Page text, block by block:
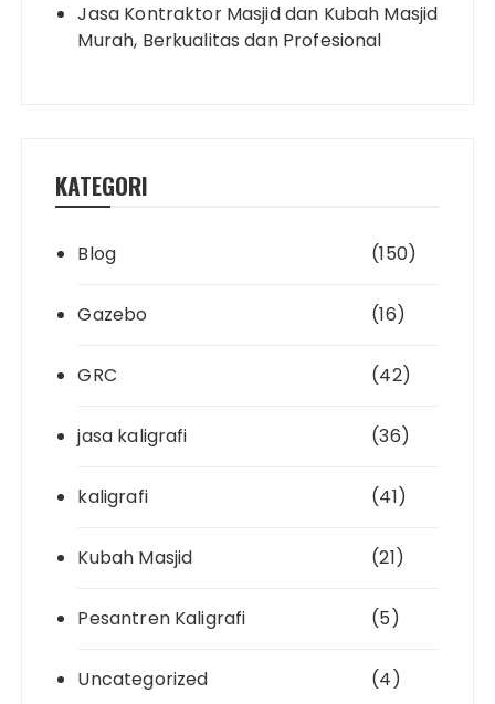
Jasa Kontraktor Masjid dan Kubah Masjid
Murah, Berkualitas dan Profesional
KATEGORI
Blog (150)
Gazebo (16)
GRC (42)
jasa kaligrafi (36)
kaligrafi (41)
Kubah Masjid (21)
Pesantren Kaligrafi (5)
Uncategorized (4)